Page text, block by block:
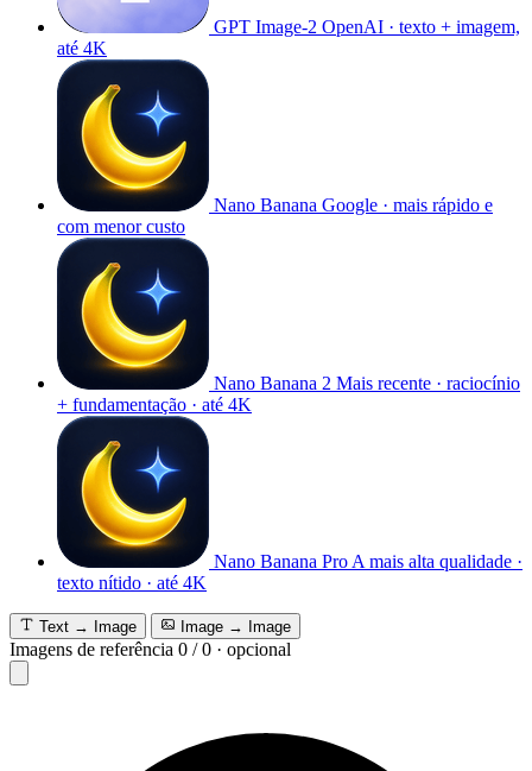
GPT Image-2 OpenAI · texto + imagem,
até 4K
Nano Banana Google · mais rápido e
com menor custo
Nano Banana 2 Mais recente · raciocínio
+ fundamentação · até 4K
Nano Banana Pro A mais alta qualidade ·
texto nítido · até 4K
Text → Image Image → Image
Imagens de referência 0 /0 · opcional